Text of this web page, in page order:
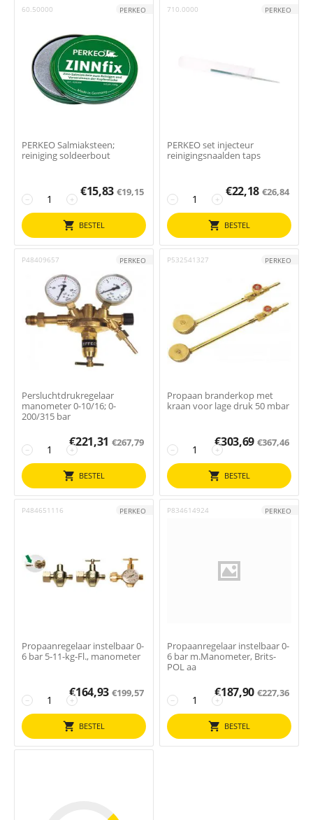
60.50000 PERKEO
PERKEO Salmiaksteen;
reiniging soldeerbout
+
−
€15,83 €19,15
BESTEL
710.0000 PERKEO
PERKEO set injecteur
reinigingsnaalden taps
+
−
€22,18 €26,84
BESTEL
P48409657 PERKEO
Persluchtdrukregelaar
manometer 0-10/16; 0-
200/315 bar
+
−
€221,31 €267,79
BESTEL
P532541327 PERKEO
Propaan branderkop met
kraan voor lage druk 50 mbar
+
−
€303,69 €367,46
BESTEL
P484651116 PERKEO
Propaanregelaar instelbaar 0-
6 bar 5-11-kg-Fl., manometer
+
−
€164,93 €199,57
BESTEL
P834614924 PERKEO
Propaanregelaar instelbaar 0-
6 bar m.Manometer, Brits-
POL aa
+
−
€187,90 €227,36
BESTEL